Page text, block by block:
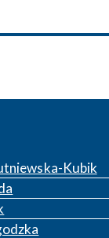
Kubik